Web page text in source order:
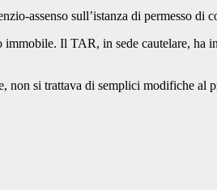
assenso sull’istanza di permesso di
Il TAR, in sede cautelare, ha
si trattava di semplici modifiche al